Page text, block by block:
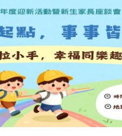
才培育課程